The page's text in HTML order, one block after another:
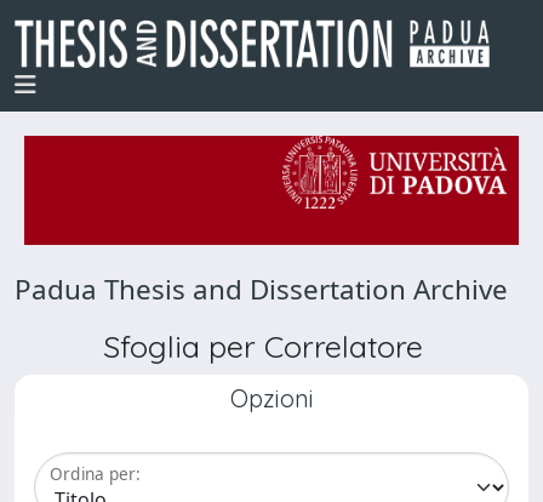
Padua Thesis and Dissertation Archive
Sfoglia per Correlatore
Opzioni
Ordina per: